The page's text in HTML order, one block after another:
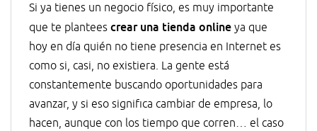
Si ya tienes un negocio físico, es muy importante
que te plantees crear una tienda online ya que
hoy en día quién no tiene presencia en Internet es
como si, casi, no existiera. La gente está
constantemente buscando oportunidades para
avanzar, y si eso significa cambiar de empresa, lo
hacen, aunque con los tiempo que corren… el caso